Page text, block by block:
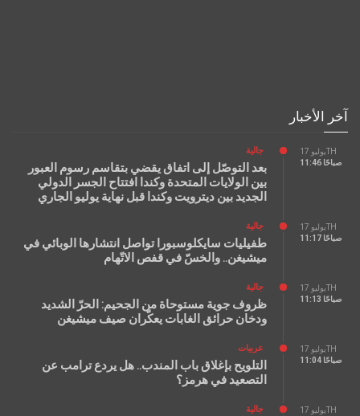
آخر الأخبار
يوليو 17TH
11:46 صباحًا
جالية
بعد التوصّل إلى اتفاق يقضي بتقاسم رسوم العبور
بين الولايات المتحدة وكندا افتتاح الجسر الدولي
الجديد بين ديترويت وكندا قبل نهاية يوليو الجاري
يوليو 17TH
11:17 صباحًا
جالية
طفيليات سايكلوسبورا تواصل انتشارها الوبائي في
ميشيغن.. والخسّ في قفص الاتّهام
يوليو 17TH
11:13 صباحًا
جالية
ظروف جوية مستوحاة من الجحيم: الحرّ الشديد
ودخان حرائق الغابات يعكّران صيف ميشيغن
يوليو 17TH
11:04 صباحًا
عربيات
التلويح بإغلاق باب المندب.. هل يردع ترامب عن
التصعيد في هرمز؟
يوليو 17TH
جالية